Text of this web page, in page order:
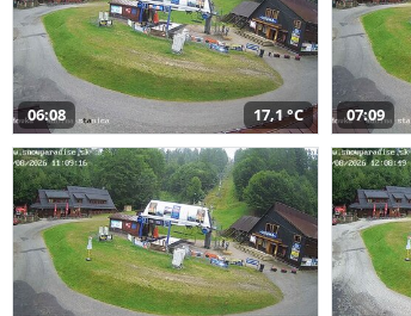
06:08 17,1 °C 07:09